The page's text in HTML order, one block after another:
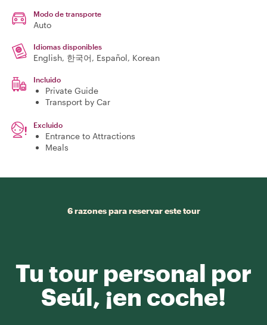
Modo de transporte
Auto
Idiomas disponibles
English, 한국어, Español, Korean
Incluido
Private Guide
Transport by Car
Excluido
Entrance to Attractions
Meals
6 razones para reservar este tour
Tu tour personal por
Seúl, ¡en coche!